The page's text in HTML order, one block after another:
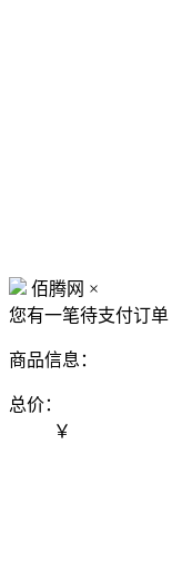
佰腾网 ×
您有一笔待支付订单
商品信息：
总价：
￥